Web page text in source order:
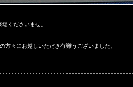
くださいませ。
方々にお越しいただき有難うございました。